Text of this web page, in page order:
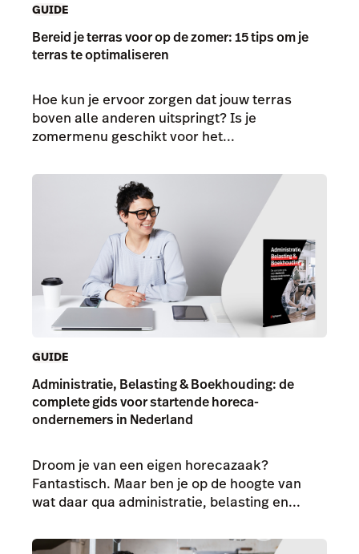
GUIDE
Bereid je terras voor op de zomer: 15 tips om je
terras te optimaliseren
Hoe kun je ervoor zorgen dat jouw terras
boven alle anderen uitspringt? Is je
zomermenu geschikt voor het...
GUIDE
Administratie, Belasting & Boekhouding: de
complete gids voor startende horeca-
ondernemers in Nederland
Droom je van een eigen horecazaak?
Fantastisch. Maar ben je op de hoogte van
wat daar qua administratie, belasting en...